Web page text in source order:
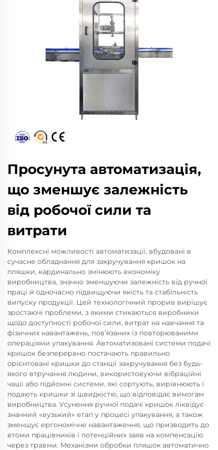
Просунута автоматизація,
що зменшує залежність
від робочої сили та
витрати
Комплексні можливості автоматизації, вбудовані в
сучасне обладнання для закручування кришок на
пляшки, кардинально змінюють економіку
виробництва, значно зменшуючи залежність від ручної
праці й одночасно підвищуючи якість та стабільність
випуску продукції. Цей технологічний прорив вирішує
зростаючі проблеми, з якими стикаються виробники
щодо доступності робочої сили, витрат на навчання та
фізичних навантажень, пов’язаних із повторюваними
операціями упакування. Автоматизовані системи подачі
кришок безперервно постачають правильно
орієнтовані кришки до станції закручування без будь-
якого втручання людини, використовуючи вібраційні
чаші або підйомні системи, які сортують, вирівнюють і
подають кришки зі швидкістю, що відповідає вимогам
виробництва. Усунення ручної подачі кришок ліквідує
значний «вузький» етап у процесі упакування, а також
зменшує ергономічне навантаження, що призводить до
втоми працівників і потенційних заяв на компенсацію
через травми. Механізми обробки пляшок автоматично